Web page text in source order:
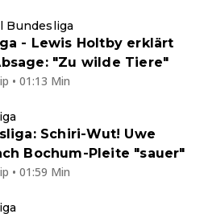
Bundesliga
- Lewis Holtby erklärt
"Zu wilde Tiere"
• 01:13 Min
Schiri-Wut! Uwe
Bochum-Pleite "sauer"
• 01:59 Min